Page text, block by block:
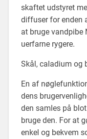
skaftet udstyret
diffuser for enden
at bruge vandpibe
uerfarne rygere.
Skål, caladium og
En af
dens
den samles på
bruge den. For at
enkel og bekvem